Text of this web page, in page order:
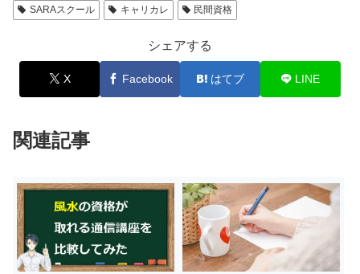
SARAスクール
キャリカレ 民間資格
シェアする
X Facebook はてブ LINE
関連記事